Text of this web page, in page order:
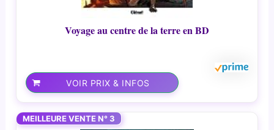
Voyage au centre de la terre en BD
VOIR PRIX & INFOS
MEILLEURE VENTE N° 3